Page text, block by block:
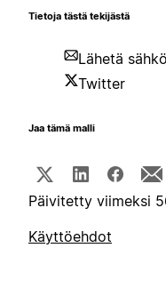
Tietoja tästä tekijästä
Lähetä
Twitter
Jaa tämä malli
Päivitetty viimeksi
Käyttöehdot